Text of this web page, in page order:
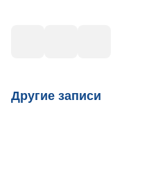
Другие записи